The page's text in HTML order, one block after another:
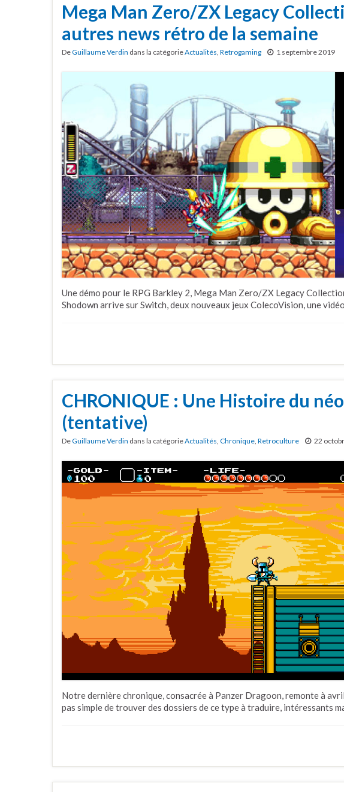
Mega Man Zero/ZX Legacy
autres news rétro de la semaine
DeGuillaume Verdin dans la catégorieActualités, Retrogaming 1 septembre 2019
Une démo pour le RPG Barkley 2, Mega Man Zero/ZX Legacy
Shodown arrive sur Switch, deux nouveaux jeux ColecoVision, une
CHRONIQUE : Une Histoire du
(tentative)
DeGuillaume Verdin dans la catégorieActualités, Chronique, Retroculture 22
Notre dernière chronique, consacrée à Panzer Dragoon, remonte à avril
pas simple de trouver des dossiers de ce type à traduire, intéressants